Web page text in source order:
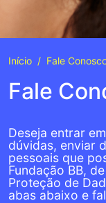
Início Fale
Fale
Deseja entrar
dúvidas, enviar
pessoais que
Fundação BB,
Proteção de
abas abaixo e